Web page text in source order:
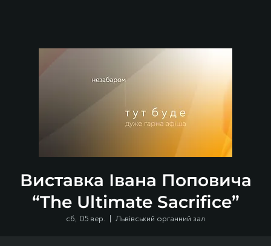
Виставка Івана Поповича
“The Ultimate Sacrifice”
сб, 05 вер.
  |
Львівський органний зал